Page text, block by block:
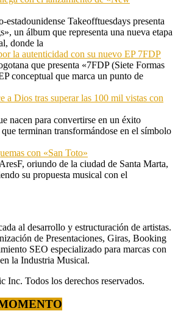
estadounidense Takeofftuesdays presenta
un álbum que representa una nueva etapa
donde la
la autenticidad con su nuevo EP 7FDP
que presenta «7FDP (Siete Formas
conceptual que marca un punto de
a Dios tras superar las 100 mil vistas con
nacen para convertirse en un éxito
terminan transformándose en el símbolo
con «San Toto»
oriundo de la ciudad de Santa Marta,
su propuesta musical con el
al desarrollo y estructuración de artistas.
de Presentaciones, Giras, Booking
SEO especializado para marcas con
la Industria Musical.
Todos los derechos reservados.